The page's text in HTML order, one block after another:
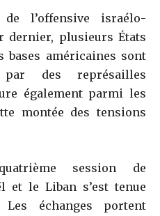
l’offensive israélo-
dernier, plusieurs États
bases américaines sont
par des représailles
également parmi les
montée des tensions
session de
et le Liban s’est tenue
échanges portent